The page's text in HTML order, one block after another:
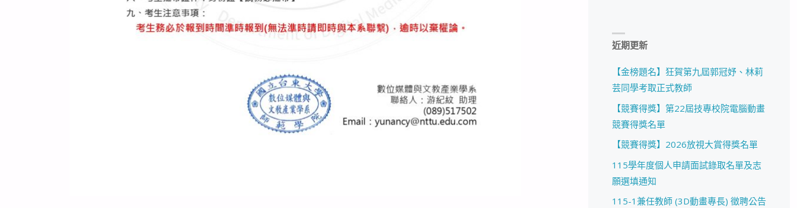
近期更新
【金榜題名】狂賀第九屆郭冠妤、林莉
芸同學考取正式教師
【競賽得獎】第22屆技專校院電腦動畫
競賽得獎名單
【競賽得獎】2026放視大賞得獎名單
115學年度個人申請面試錄取名單及志
願選填通知
115-1兼任教師 (3D動畫專長) 徵聘公告